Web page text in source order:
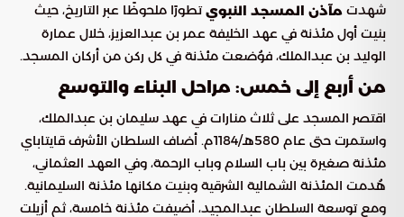
شهدت مآذن المسجد النبويتطورًا ملحوظًا عبر التاريخ، حيث
بنيت أول مئذنة في عهد الخليفة عمر بن عبدالعزيز، خلال عمارة
الوليد بن عبدالملك، فوُضعت مئذنة في كل ركن من أركان المسجد.
من أربع إلى خمس: مراحل البناء والتوسع
اقتصر المسجد على ثلاث منارات في عهد سليمان بن عبدالملك،
واستمرت حتى عام 580هـ/1184م. أضاف السلطان الأشرف قايتاباي
مئذنة صغيرة بين باب السلام وباب الرحمة، وفي العهد العثماني،
هُدمت المئذنة الشمالية الشرقية وبنيت مكانها مئذنة السليمانية.
ومع توسعة السلطان عبدالمجيد، أضيفت مئذنة خامسة، ثم أزيلت